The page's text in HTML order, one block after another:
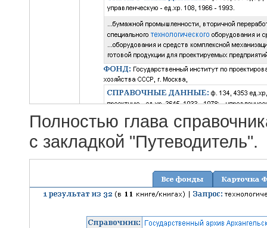
Полностью глава
с закладкой "Путеводитель".